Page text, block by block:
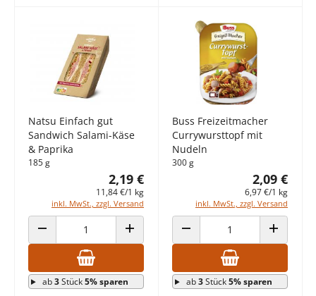
Natsu Einfach gut
Sandwich Salami-Käse
& Paprika
185 g
2,19 €
11,84 €/1 kg
inkl. MwSt., zzgl. Versand
ANZAHL VERRINGERN ANZAHL ERHÖHEN
ab3Stück5% sparen
Buss Freizeitmacher
Currywursttopf mit
Nudeln
300 g
2,09 €
6,97 €/1 kg
inkl. MwSt., zzgl. Versand
ANZAHL VERRINGERN ANZAHL
ab3Stück5% sparen